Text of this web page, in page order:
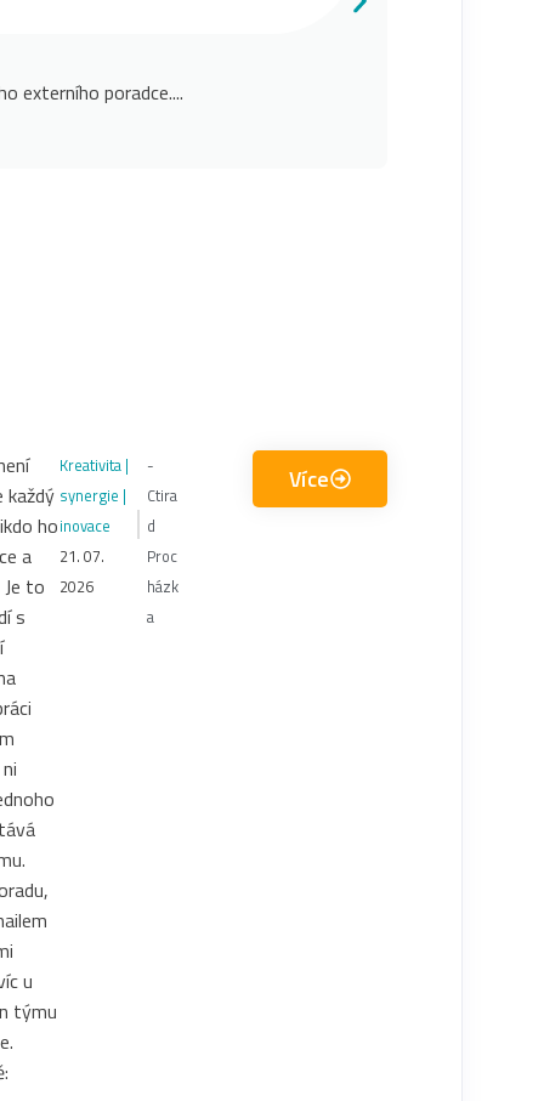
externího poradce....
každý
ho
a
to
s
u
týmu
Kreativita |
synergie |
inovace
21. 07.
2026
-
Ctira
d
Proc
házk
a
Více